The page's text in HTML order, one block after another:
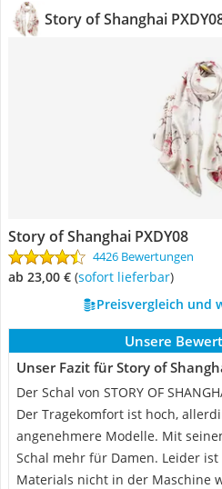
Story of Shanghai
Story of Shanghai PXDY08
4426 Bewertungen
ab 23,00 € ( Sofort lieferbar)
Preisvergleich und
Unsere
Unser Fazit für Story of
Der Schal von STORY OF
Der Tragekomfort ist hoch,
angenehmere Modelle. Mit
Schal mehr für Damen. Leider
Materials nicht in der Maschine